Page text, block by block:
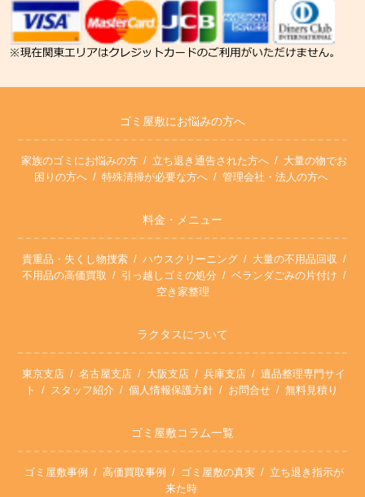
ゴミ屋敷にお悩みの方へ
家族のゴミにお悩みの方 立ち退き通告された方へ
大量の物でお
困りの方へ
特殊清掃が必要な方へ 管理会社・法人の方へ
料金・メニュー
貴重品・失くし物捜索 ハウスクリーニング
大量の不用品回収
不用品の高価買取
引っ越しゴミの処分
ベランダごみの片付け
空き家整理
ラクタスについて
東京支店 名古屋支店 大阪支店 兵庫支店
遺品整理専門サイ
ト
スタッフ紹介 個人情報保護方針 お問合せ 無料見積り
ゴミ屋敷コラム一覧
ゴミ屋敷事例 高価買取事例 ゴミ屋敷の真実
立ち退き指示が
来た時